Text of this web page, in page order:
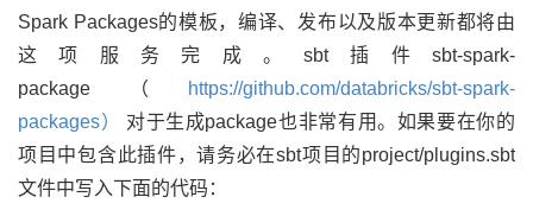
Spark Packages的模板，编译、发布以及版本更新都将由
这项服务完成。sbt插件sbt-spark-
package（
https://github.com/databricks/sbt-spark-
packages）
对于生成package也非常有用。如果要在你的
项目中包含此插件，请务必在sbt项目的project/plugins.sbt
文件中写入下面的代码：